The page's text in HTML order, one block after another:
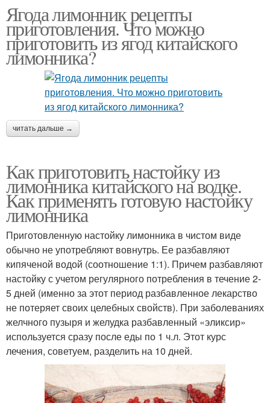
Ягода лимонник рецепты
приготовления. Что можно
приготовить из ягод китайского
лимонника?
читать дальше →
Как приготовить настойку из
лимонника китайского на водке.
Как применять готовую настойку
лимонника
Приготовленную настойку лимонника в чистом виде
обычно не употребляют вовнутрь. Ее разбавляют
кипяченой водой (соотношение 1:1). Причем разбавляют
настойку с учетом регулярного потребления в течение 2-
5 дней (именно за этот период разбавленное лекарство
не потеряет своих целебных свойств). При заболеваниях
желчного пузыря и желудка разбавленный «эликсир»
используется сразу после еды по 1 ч.л. Этот курс
лечения, советуем, разделить на 10 дней.